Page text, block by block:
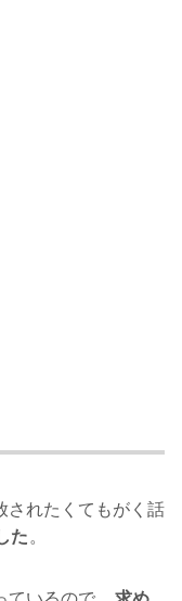
されたくてもがく話
た 。